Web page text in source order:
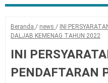
Beranda / news / INI
DALJAB KEMENAG TAHUN 2022
INI
PENDAFTARAN